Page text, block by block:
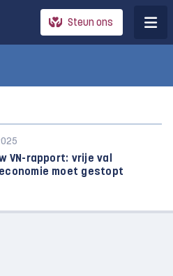
Steun ons
VN-rapport: vrije val
moet gestopt